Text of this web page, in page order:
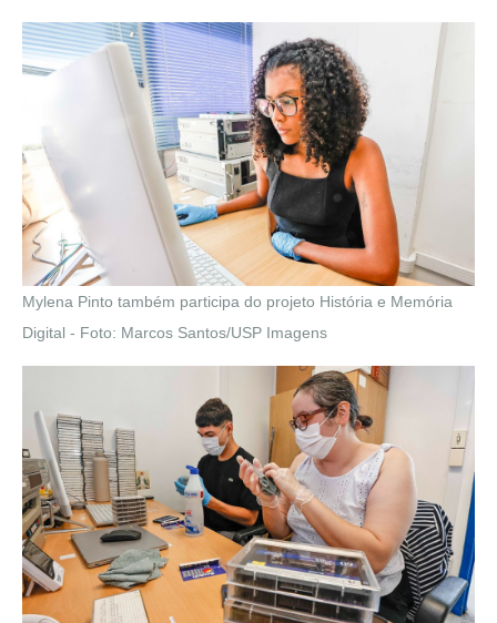
Mylena Pinto também participa do projeto História e Memória
Digital - Foto: Marcos Santos/USP Imagens